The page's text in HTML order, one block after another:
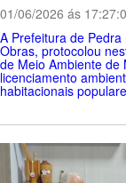
01/06/2026 ás
A Prefeitura de
Obras, protocolou
de Meio Ambiente de
licenciamento
habitacionais